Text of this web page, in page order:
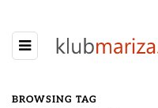
BROWSING TAG